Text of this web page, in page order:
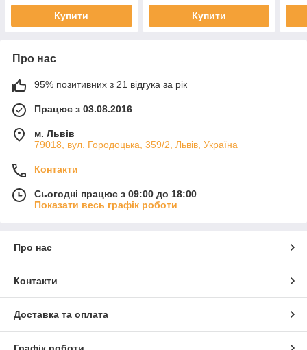
Купити Купити
Про нас
95% позитивних з 21 відгука за рік
Працює з 03.08.2016
м. Львів
79018, вул. Городоцька, 359/2, Львів, Україна
Контакти
Сьогодні працює з 09:00 до 18:00
Показати весь графік роботи
Про нас
Контакти
Доставка та оплата